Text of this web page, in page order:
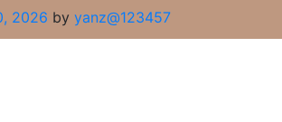
2026 by yanz@123457